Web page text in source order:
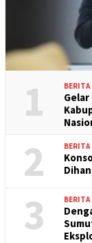
1 BERITA
2 BERITA
3 BERITA